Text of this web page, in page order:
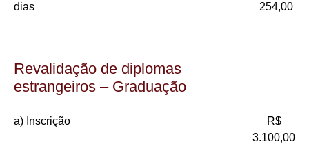
dias
254,00
Revalidação de diplomas
estrangeiros – Graduação
a) Inscrição
R$
3.100,00